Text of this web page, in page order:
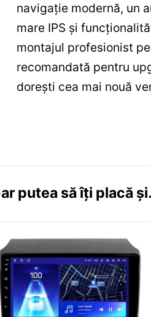
navigație modernă, un
mare IPS și
montajul profesionist
recomandată pentru
dorești cea mai nouă
putea să îți placă